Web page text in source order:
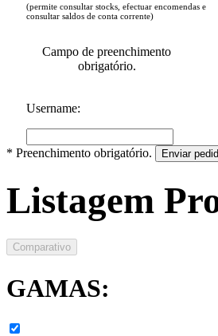
(permite consultar stocks, efectuar encomendas e
consultar saldos de conta corrente)
Campo de preenchimento
obrigatório.
Username:
* Preenchimento obrigatório. Enviar
Listagem
Comparativo
GAMAS: